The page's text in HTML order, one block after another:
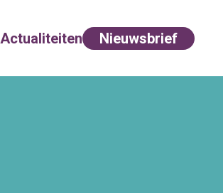
Actualiteiten Nieuwsbrief